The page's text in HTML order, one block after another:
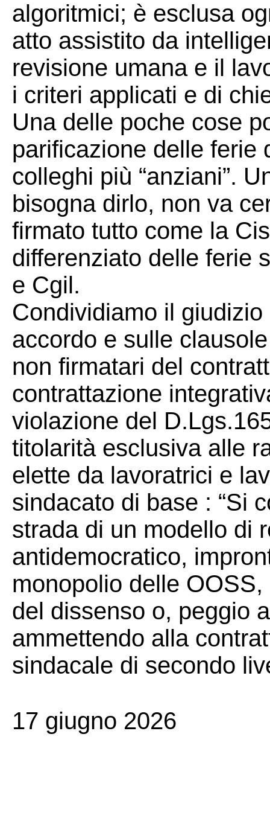
algoritmici; è esclusa
atto assistito da
revisione umana e il
i criteri applicati e di
Una delle poche cose
parificazione delle ferie
colleghi più “anziani”.
bisogna dirlo, non va
firmato tutto come la
differenziato delle ferie
e Cgil.
Condividiamo il
accordo e sulle
non firmatari del
contrattazione
violazione del
titolarità esclusiva alle
elette da lavoratrici e
sindacato di base : “Si
strada di un modello di
antidemocratico,
monopolio delle
del dissenso o, peggio
ammettendo alla
sindacale di secondo
17 giugno 2026